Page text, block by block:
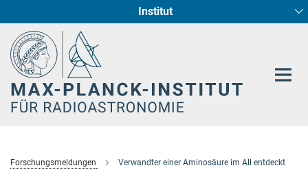
Institut
Radioastronomische Fundamentalphysik
Sternentstehung und Galaxienentwicklung
Forschungsmeldungen Verwandter einer Aminosäure im All entdeckt